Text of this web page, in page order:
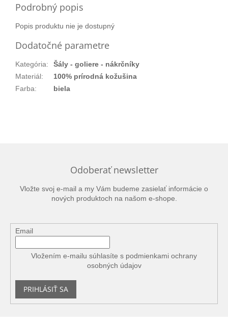
Podrobný popis
Popis produktu nie je dostupný
Dodatočné parametre
Kategória:
Šály - goliere - nákrčníky
Materiál:
100% prírodná kožušina
Farba: biela
Odoberať newsletter
Vložte svoj e-mail a my Vám budeme zasielať informácie o
nových produktoch na našom e-shope.
Email
Vložením e-mailu súhlasíte s podmienkami ochrany
osobných údajov
PRIHLÁSIŤ SA